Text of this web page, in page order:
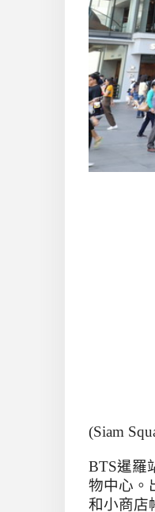
(Siam
BTS暹羅
物中心。
和小商店